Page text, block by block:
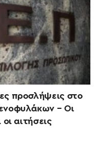
προσλήψεις στο
– Οι
αιτήσεις